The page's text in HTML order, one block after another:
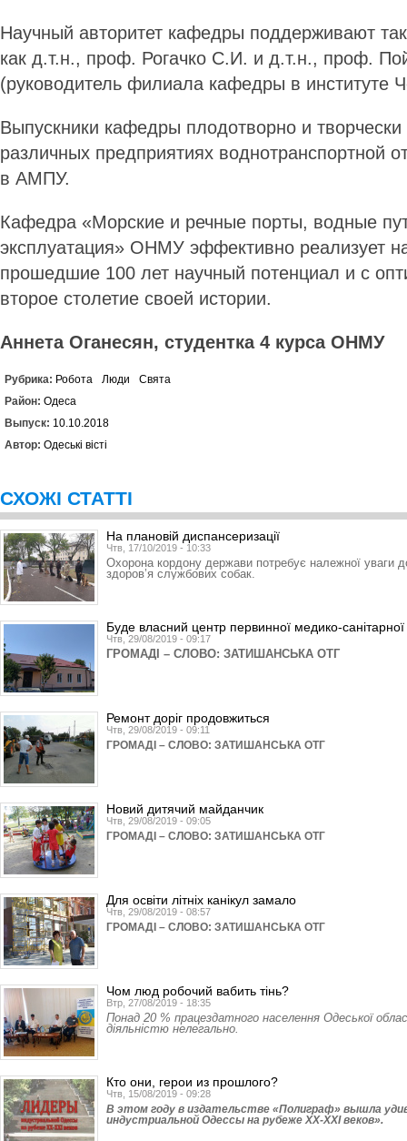
Научный авторитет кафедры поддерживают
как д.т.н., проф. Рогачко С.И. и д.т.н., проф.
(руководитель филиала кафедры в институте
Выпускники кафедры плодотворно и
различных предприятиях воднотранспортной
в АМПУ.
Кафедра «Морские и речные порты, водные
эксплуатация» ОНМУ эффективно реализует
прошедшие 100 лет научный потенциал и с
второе столетие своей истории.
Аннета Оганесян, студентка 4 курса ОНМУ
Рубрика: Робота Люди
Свята
Район: Одеса
Выпуск: 10.10.2018
Автор: Одеські вісті
СХОЖІ СТАТТІ
На плановій диспансеризації
Чтв, 17/10/2019 - 10:33
Охорона кордону держави потребує належної уваги
здоров’я службових собак.
Буде власний центр первинної медико-
Чтв, 29/08/2019 - 09:17
ГРОМАДІ – СЛОВО: ЗАТИШАНСЬКА ОТГ
Ремонт доріг продовжиться
Чтв, 29/08/2019 - 09:11
ГРОМАДІ – СЛОВО: ЗАТИШАНСЬКА ОТГ
Новий дитячий майданчик
Чтв, 29/08/2019 - 09:05
ГРОМАДІ – СЛОВО: ЗАТИШАНСЬКА ОТГ
Для освіти літніх канікул замало
Чтв, 29/08/2019 - 08:57
ГРОМАДІ – СЛОВО: ЗАТИШАНСЬКА ОТГ
Чом люд робочий вабить тінь?
Втр, 27/08/2019 - 18:35
Понад 20 % працездатного населення Одеської
діяльністю нелегально.
Кто они, герои из прошлого?
Чтв, 15/08/2019 - 09:28
В этом году в издательстве «Полиграф» вышла
индустриальной Одессы на рубеже ХХ-ХХI веков».